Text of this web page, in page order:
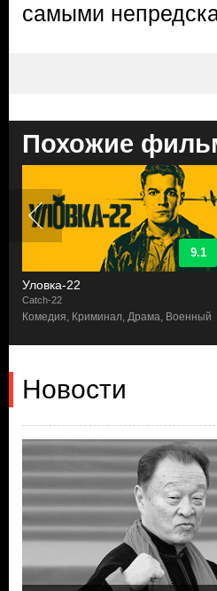
самыми
Похожие
9.1
Уловка-22
Catch-22
Комедия, Криминал, Драма, Военный
Новости